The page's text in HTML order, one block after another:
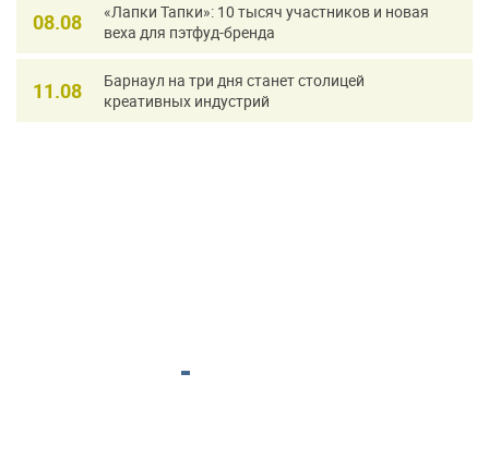
08.08
«Лапки Тапки»: 10 тысяч участников и новая
веха для пэтфуд-бренда
11.08
Барнаул на три дня станет столицей
креативных индустрий